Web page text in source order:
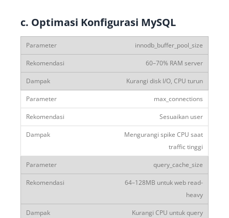
c. Optimasi Konfigurasi MySQL
innodb_buffer_pool_size
60–70% RAM server
Kurangi disk I/O, CPU turun
max_connections
Sesuaikan user
Mengurangi spike CPU saat
traffic tinggi
query_cache_size
64–128MB untuk web read-
heavy
Kurangi CPU untuk query